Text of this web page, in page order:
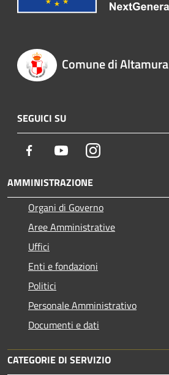
Comune di Altamura
SEGUICI SU
Facebook YoutubeInstagram
AMMINISTRAZIONE
Organi di Governo
Aree Amministrative
Uffici
Enti e fondazioni
Politici
Personale Amministrativo
Documenti e dati
CATEGORIE DI SERVIZIO